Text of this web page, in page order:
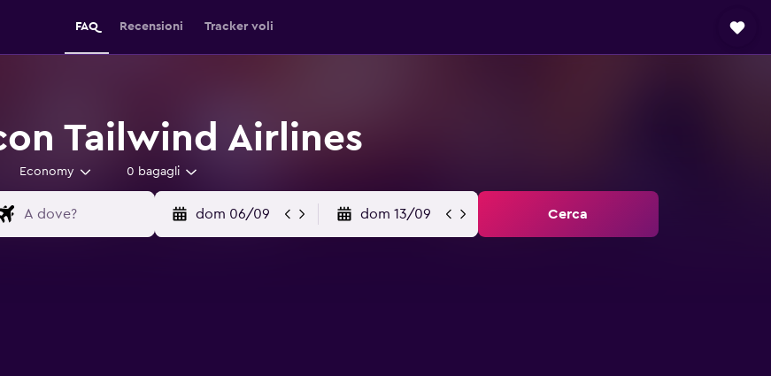
FAQ Recensioni Tracker voli
Tailwind Airlines
Economy 0 bagagli
dom 06/09 dom 13/09 Cerca